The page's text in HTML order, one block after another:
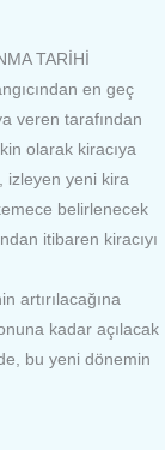
TARİHİ
en geç
veren tarafından
olarak kiracıya
izleyen yeni kira
belirlenecek
itibaren kiracıyı
artırılacağına
kadar açılacak
bu yeni dönemin